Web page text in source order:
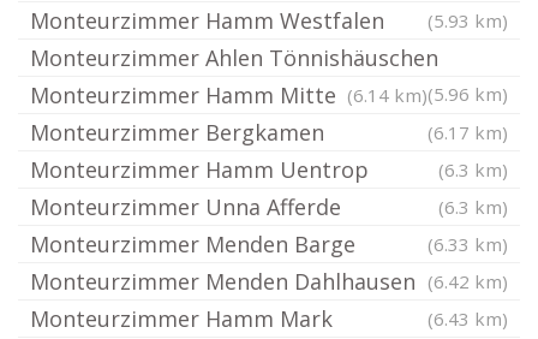
Monteurzimmer Hamm Westfalen (5.93 km)
Monteurzimmer Ahlen Tönnishäuschen
(5.96 km)
Monteurzimmer Hamm Mitte (6.14 km)
Monteurzimmer Bergkamen (6.17 km)
Monteurzimmer Hamm Uentrop (6.3 km)
Monteurzimmer Unna Afferde (6.3 km)
Monteurzimmer Menden Barge (6.33 km)
Monteurzimmer Menden Dahlhausen (6.42 km)
Monteurzimmer Hamm Mark (6.43 km)